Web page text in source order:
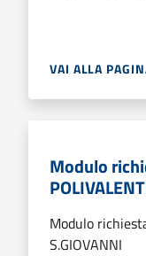
VAI ALLA
Modulo
Modulo
S.GIOVANNI